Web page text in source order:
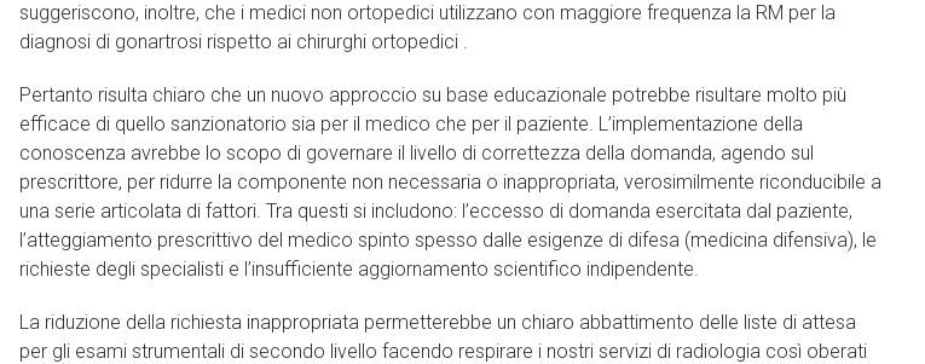
suggeriscono, inoltre, che i medici non ortopedici utilizzano con maggiore frequenza la RM per la
diagnosi di gonartrosi rispetto ai chirurghi ortopedici .
Pertanto risulta chiaro che un nuovo approccio su base educazionale potrebbe risultare molto più
efficace di quello sanzionatorio sia per il medico che per il paziente. L’implementazione della
conoscenza avrebbe lo scopo di governare il livello di correttezza della domanda, agendo sul
prescrittore, per ridurre la componente non necessaria o inappropriata, verosimilmente riconducibile a
una serie articolata di fattori. Tra questi si includono: l’eccesso di domanda esercitata dal paziente,
l’atteggiamento prescrittivo del medico spinto spesso dalle esigenze di difesa (medicina difensiva), le
richieste degli specialisti e l’insufficiente aggiornamento scientifico indipendente.
La riduzione della richiesta inappropriata permetterebbe un chiaro abbattimento delle liste di attesa
per gli esami strumentali di secondo livello facendo respirare i nostri servizi di radiologia così oberati